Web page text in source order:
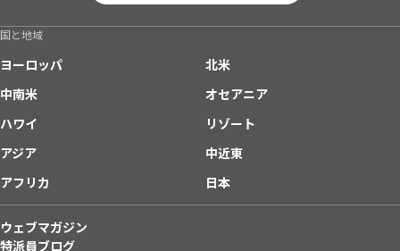
国と地域
ヨーロッパ
北米
中南米
オセアニア
ハワイ
リゾート
アジア
中近東
アフリカ
日本
ウェブマガジン
特派員ブログ